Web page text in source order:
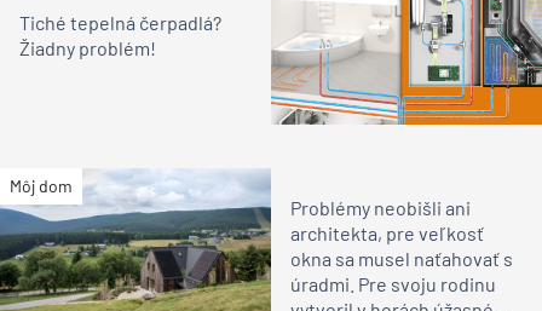
Tiché tepelná čerpadlá?
Žiadny problém!
Môj dom
Problémy neobišli ani
architekta, pre veľkosť
okna sa musel naťahovať s
úradmi. Pre svoju rodinu